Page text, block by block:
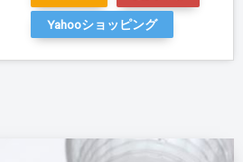
Yahooショッピング